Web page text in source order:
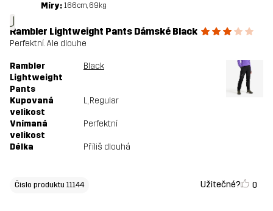
J
Míry: 166cm, 69kg
Rambler Lightweight Pants Dámské Black
Perfektní. Ale dlouhe
Rambler
Lightweight
Pants
Black
Kupovaná
velikost
L, Regular
Vnímaná
velikost
Perfektní
Délka Příliš dlouhá
Čislo produktu 11144 Užitečné? 0